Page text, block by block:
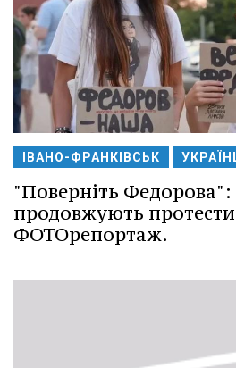
ІВАНО-ФРАНКІВСЬК
"Поверніть Федорова":
продовжують
ФОТОрепортаж.